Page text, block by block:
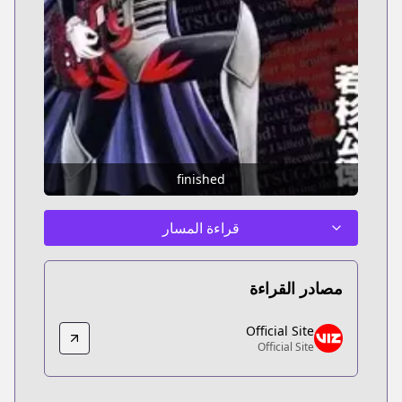
finished
قراءة المسار
مصادر القراءة
Official Site
Official Site
Official Site
Official Site